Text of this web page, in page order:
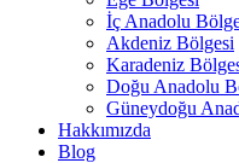
İç Anadolu
Akdeniz Bölgesi
Karadeniz
Doğu Anadolu
Güneydoğu
Hakkımızda
Blog